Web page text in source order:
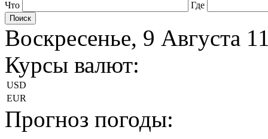
Что Где
Воскресенье, 9 Августа
Курсы валют:
USD
EUR
Прогноз погоды: